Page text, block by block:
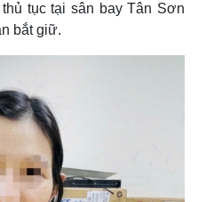
tục tại sân bay Tân Sơn
bắt giữ.